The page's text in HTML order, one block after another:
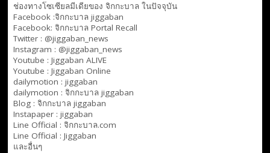
ช่องทางโซเซียลมีเดียของ จิกกะบาล ในปัจจุบัน
Facebook :จิกกะบาล jiggaban
Facebook: จิกกะบาล Portal Recall
Twitter : @jiggaban_news
Instagram : @jiggaban_news
Youtube : Jiggaban ALIVE
Youtube : Jiggaban Online
dailymotion : jiggaban
dailymotion : จิกกะบาล jiggaban
Blog : จิกกะบาล jiggaban
Instapaper : jiggaban
Line Official : จิกกะบาล.com
Line Official : Jiggaban
และอื่นๆ